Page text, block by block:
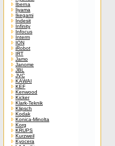
Iberna
Iiyama
Ikegami
Indesit
Infinity
Infocus
Interm
ION
iRobot
IRT
Jamo
Janome
JBL
JVC
KAWAI
KEF
Kenwood
Kicker
Klark-Teknik
Klipsch
Kodak
Konica-Minolta
Korg
KRUPS
Kurzweil
Kyocera